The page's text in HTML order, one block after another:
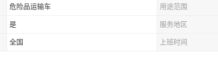
危险品运输车 用途范围
是 服务地区
全国 上班时间